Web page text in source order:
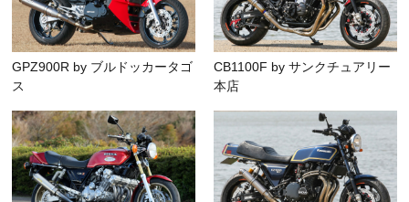
GPZ900R by ブルドッカータゴ
ス
CB1100F by サンクチュアリー
本店